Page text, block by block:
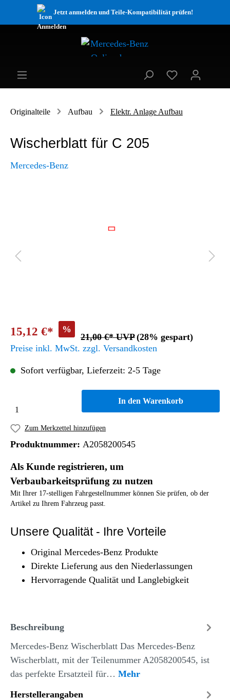
Jetzt anmelden und Teile-Kompatibilität prüfen!
Originalteile Aufbau Elektr. Anlage Aufbau
Wischerblatt für C 205
Mercedes-Benz
15,12 €* %
21,00 €* UVP(28% gespart)
Preise inkl. MwSt. zzgl. Versandkosten
Sofort verfügbar, Lieferzeit: 2-5 Tage
In den Warenkorb
Zum Merkzettel hinzufügen
Produktnummer: A2058200545
Als Kunde registrieren, um
Verbaubarkeitsprüfung zu nutzen
Mit Ihrer 17-stelligen Fahrgestellnummer können Sie prüfen, ob der
Artikel zu Ihrem Fahrzeug passt.
Unsere Qualität - Ihre Vorteile
Original Mercedes-Benz Produkte
Direkte Lieferung aus den Niederlassungen
Hervorragende Qualität und Langlebigkeit
Beschreibung
Mercedes-Benz Wischerblatt Das Mercedes-Benz
Wischerblatt, mit der Teilenummer A2058200545, ist
das perfekte Ersatzteil für… Mehr
Herstellerangaben